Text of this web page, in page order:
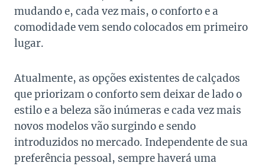
mudando e, cada vez mais, o conforto e a
comodidade vem sendo colocados em primeiro
lugar.
Atualmente, as opções existentes de calçados
que priorizam o conforto sem deixar de lado o
estilo e a beleza são inúmeras e cada vez mais
novos modelos vão surgindo e sendo
introduzidos no mercado. Independente de sua
preferência pessoal, sempre haverá uma